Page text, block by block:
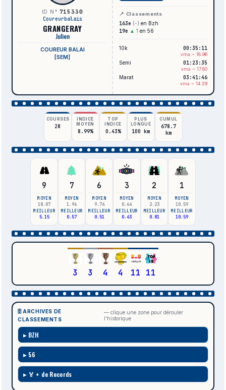
ID N° 715330
Coureurbalais
GRANGERAY
Julien
COUREUR BALAI
[SEM]
📍 Classements
163e (-) en Bzh
19e ▲ 1 en 56
10k 00:35:11
vma ~ 18.96
Semi 01:23:35
vma ~ 17.80
Marat 03:41:46
vma ~ 14.29
COURSES
28
INDICE
MOYEN
8.99%
TOP
INDICE
0.43%
PLUS
LONGUE
100 km
CUMUL
678.7
km
9
MOYEN
18.07
MEILLEUR
5.15
7
MOYEN
1.96
MEILLEUR
0.57
6
MOYEN
9.74
MEILLEUR
0.51
3
MOYEN
0.64
MEILLEUR
0.43
2
MOYEN
2.23
MEILLEUR
0.81
1
MOYEN
10.59
MEILLEUR
10.59
3 3 4 4 11 11
🗄️ ARCHIVES DE
CLASSEMENTS
— clique une zone pour dérouler
l'historique
BZH
56
🏅 + de Records